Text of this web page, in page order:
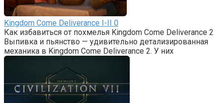
Kingdom Come Deliverance I-II 0
Как избавиться от похмелья Kingdom Come Deliverance 2
Выпивка и пьянство — удивительно детализированная
механика в Kingdom Come Deliverance 2. У них